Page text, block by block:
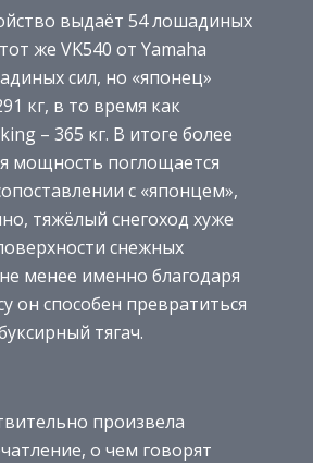
выдаёт 54 лошадиных
же VK540 от Yamaha
сил, но «японец»
кг, в то время как
– 365 кг. В итоге более
мощность поглощается
с «японцем»,
тяжёлый снегоход хуже
снежных
менее именно благодаря
он способен превратиться
тягач.
произвела
о чем говорят